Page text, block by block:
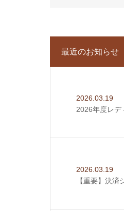
最近のお知らせ
2026.03.19
2026年度レデ
2026.03.19
【重要】決